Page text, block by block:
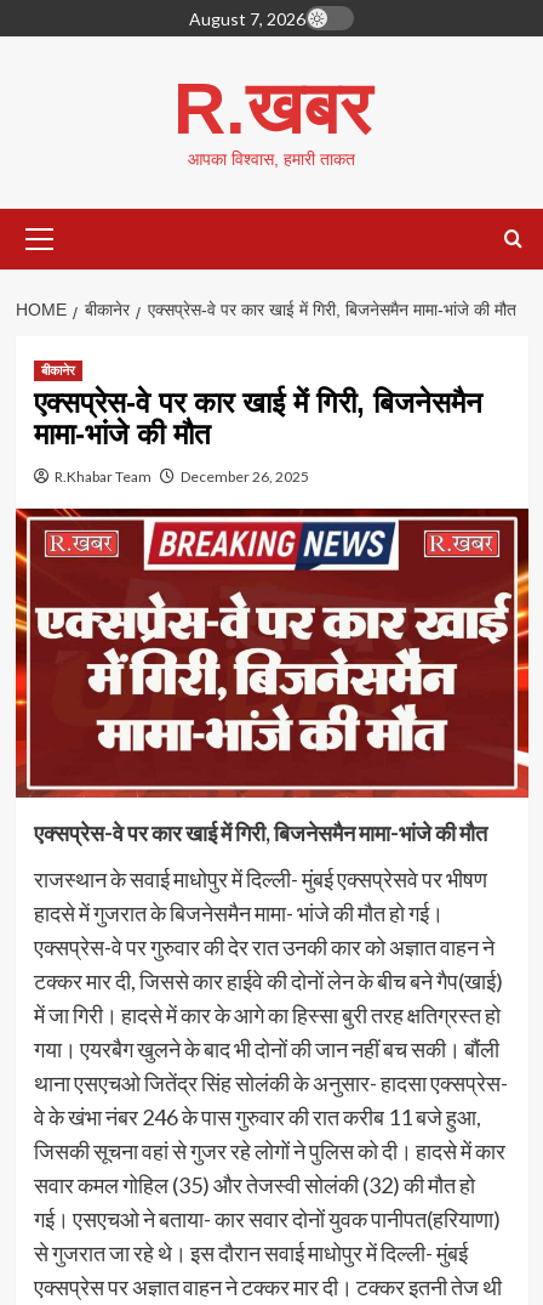
to
August 7, 2026
R.खबर
आपका विश्वास, हमारी ताकत
Menu
HOME बीकानेर एक्सप्रेस-वे पर कार खाई में गिरी, बिजनेसमैन मामा-भांजे की मौत
बीकानेर
एक्सप्रेस-वे पर कार खाई में गिरी, बिजनेसमैन
मामा-भांजे की मौत
R.Khabar Team December 26, 2025
एक्सप्रेस-वे पर कार खाई में गिरी, बिजनेसमैन मामा-भांजे की मौत
राजस्थान के सवाई माधोपुर में दिल्ली- मुंबई एक्सप्रेसवे पर भीषण
हादसे में गुजरात के बिजनेसमैन मामा- भांजे की मौत हो गई।
एक्सप्रेस-वे पर गुरुवार की देर रात उनकी कार को अज्ञात वाहन ने
टक्कर मार दी, जिससे कार हाईवे की दोनों लेन के बीच बने गैप(खाई)
में जा गिरी। हादसे में कार के आगे का हिस्सा बुरी तरह क्षतिग्रस्त हो
गया। एयरबैग खुलने के बाद भी दोनों की जान नहीं बच सकी। बौंली
थाना एसएचओ जितेंद्र सिंह सोलंकी के अनुसार- हादसा एक्सप्रेस-
वे के खंभा नंबर 246 के पास गुरुवार की रात करीब 11 बजे हुआ,
जिसकी सूचना वहां से गुजर रहे लोगों ने पुलिस को दी। हादसे में कार
सवार कमल गोहिल (35) और तेजस्वी सोलंकी (32) की मौत हो
गई। एसएचओ ने बताया- कार सवार दोनों युवक पानीपत(हरियाणा)
से गुजरात जा रहे थे। इस दौरान सवाई माधोपुर में दिल्ली- मुंबई
एक्सप्रेस पर अज्ञात वाहन ने टक्कर मार दी। टक्कर इतनी तेज थी